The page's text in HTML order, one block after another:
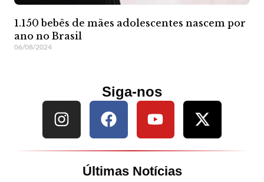
1.150 bebês de mães adolescentes nascem por
ano no Brasil
06/08/2024
Siga-nos
Últimas Notícias